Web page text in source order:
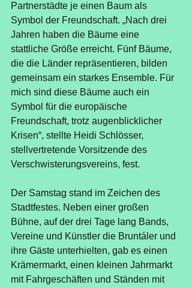
Partnerstädte je einen Baum als
Symbol der Freundschaft. „Nach drei
Jahren haben die Bäume eine
stattliche Größe erreicht. Fünf Bäume,
die die Länder repräsentieren, bilden
gemeinsam ein starkes Ensemble. Für
mich sind diese Bäume auch ein
Symbol für die europäische
Freundschaft, trotz augenblicklicher
Krisen“, stellte Heidi Schlösser,
stellvertretende Vorsitzende des
Verschwisterungsvereins, fest.
Der Samstag stand im Zeichen des
Stadtfestes. Neben einer großen
Bühne, auf der drei Tage lang Bands,
Vereine und Künstler die Bruntáler und
ihre Gäste unterhielten, gab es einen
Krämermarkt, einen kleinen Jahrmarkt
mit Fahrgeschäften und Ständen mit